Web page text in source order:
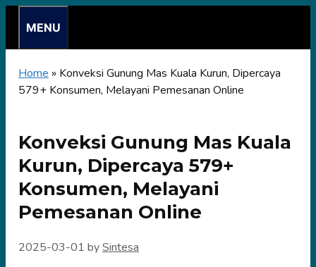
content
MENU
Home » Konveksi Gunung Mas Kuala Kurun, Dipercaya
579+ Konsumen, Melayani Pemesanan Online
Konveksi Gunung Mas Kuala
Kurun, Dipercaya 579+
Konsumen, Melayani
Pemesanan Online
2025-03-01 bySintesa